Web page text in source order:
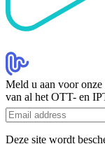
Meld u aan voor
van al het OTT- en
Deze site wordt